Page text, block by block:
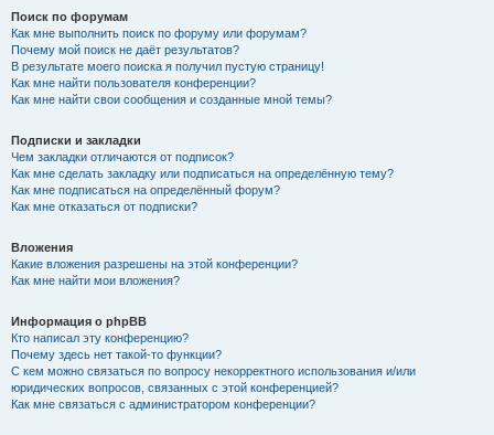
Поиск по форумам
Как мне выполнить поиск по форуму или форумам?
Почему мой поиск не даёт результатов?
В результате моего поиска я получил пустую страницу!
Как мне найти пользователя конференции?
Как мне найти свои сообщения и созданные мной темы?
Подписки и закладки
Чем закладки отличаются от подписок?
Как мне сделать закладку или подписаться на определённую тему?
Как мне подписаться на определённый форум?
Как мне отказаться от подписки?
Вложения
Какие вложения разрешены на этой конференции?
Как мне найти мои вложения?
Информация о phpBB
Кто написал эту конференцию?
Почему здесь нет такой-то функции?
С кем можно связаться по вопросу некорректного использования и/или
юридических вопросов, связанных с этой конференцией?
Как мне связаться с администратором конференции?